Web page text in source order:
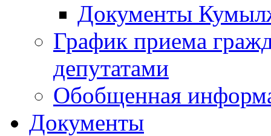
Документы
График приема
депутатами
Обобщенная
Документы